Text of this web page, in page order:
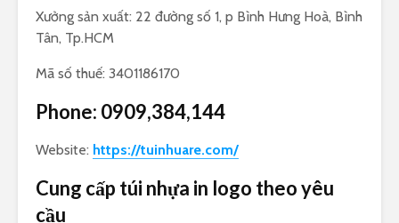
Xưởng sản xuất: 22 đường số 1, p Bình Hưng Hoà, Bình
Tân, Tp.HCM
Mã số thuế: 3401186170
Phone: 0909,384,144
Website: https://tuinhuare.com/
Cung cấp túi nhựa in logo theo yêu
cầu